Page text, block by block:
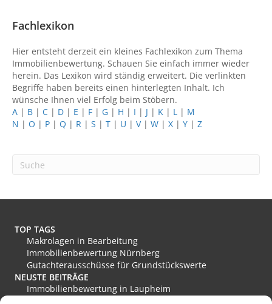
Fachlexikon
Hier entsteht derzeit ein kleines Fachlexikon zum Thema
Immobilienbewertung. Schauen Sie einfach immer wieder
herein. Das Lexikon wird ständig erweitert. Die verlinkten
Begriffe haben bereits einen hinterlegten Inhalt. Ich
wünsche Ihnen viel Erfolg beim Stöbern.
A | B | C | D | E | F | G | H | I | J | K | L | M
N | O | P | Q | R | S | T | U | V| W | X | Y | Z
TOP TAGS
Makrolagen in Bearbeitung
Immobilienbewertung Nürnberg
Gutachterausschüsse für Grundstückswerte
NEUSTE BEITRÄGE
Immobilienbewertung in Laupheim